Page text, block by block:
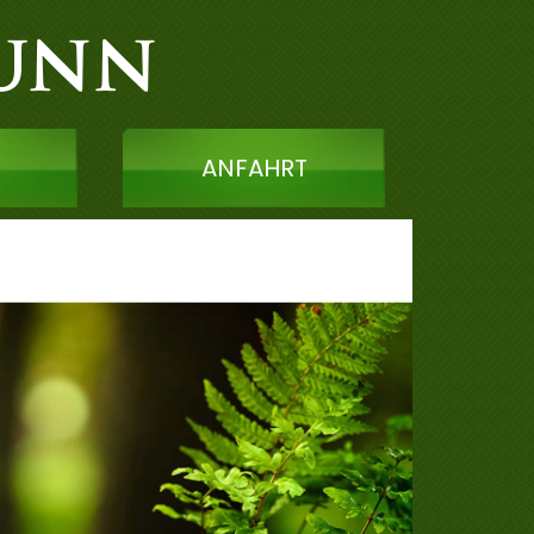
ANFAHRT